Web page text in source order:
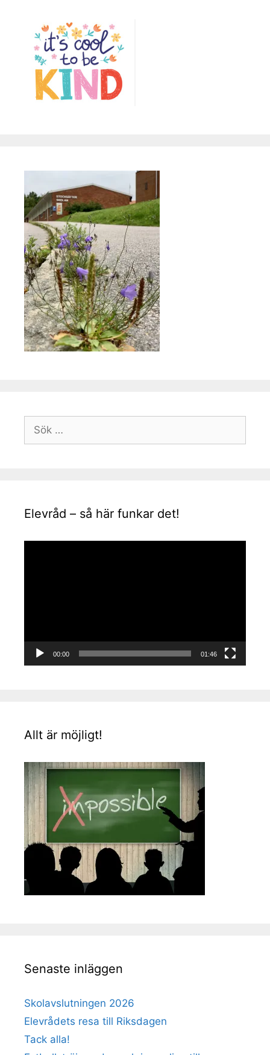
efter:
Elevråd – så här funkar det!
00:00 01:46
Allt är möjligt!
Senaste inläggen
Skolavslutningen 2026
Elevrådets resa till Riksdagen
Tack alla!